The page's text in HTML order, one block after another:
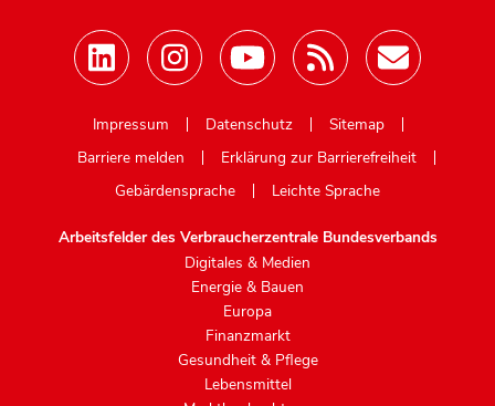
Impressum
Datenschutz
Sitemap
Barriere melden
Erklärung zur Barrierefreiheit
Gebärdensprache
Leichte Sprache
Arbeitsfelder des Verbraucherzentrale Bundesverbands
Digitales & Medien
Energie & Bauen
Europa
Finanzmarkt
Gesundheit & Pflege
Lebensmittel